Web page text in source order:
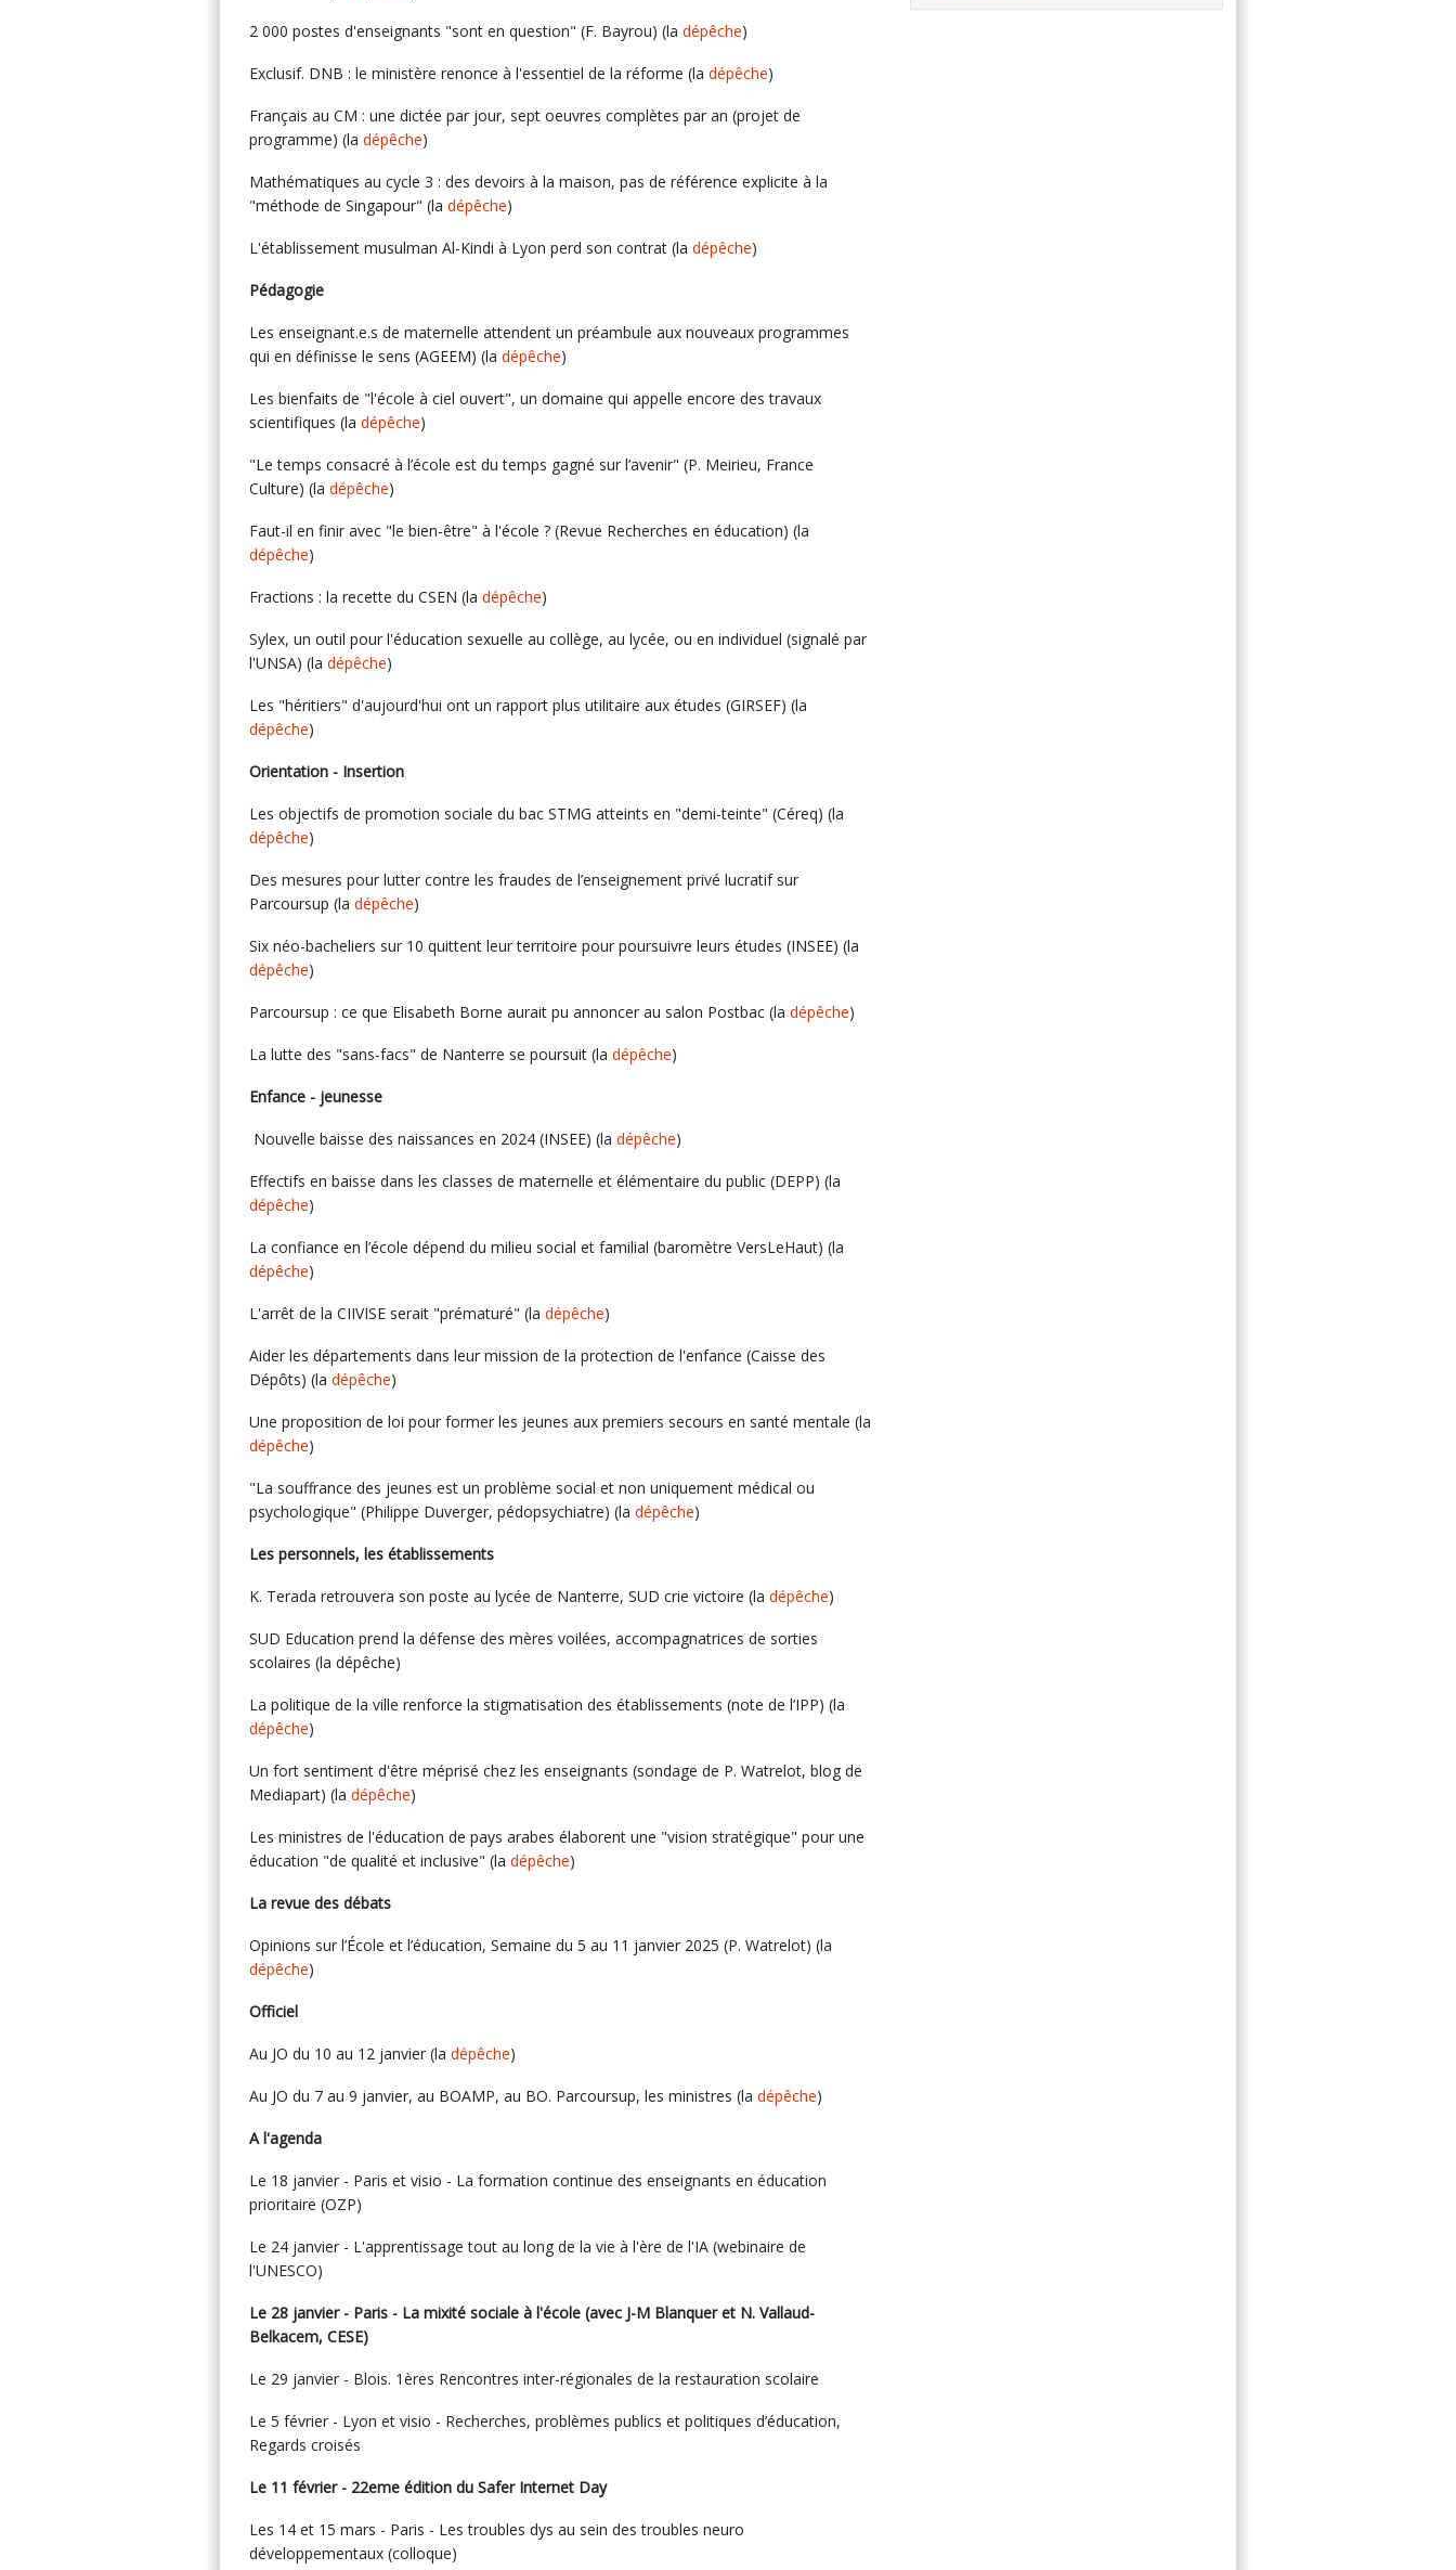
2 000 postes d'enseignants "sont en question" (F. Bayrou) (la dépêche)
Exclusif. DNB : le ministère renonce à l'essentiel de la réforme (la dépêche)
Français au CM : une dictée par jour, sept oeuvres complètes par an (projet de
programme) (la dépêche)
Mathématiques au cycle 3 : des devoirs à la maison, pas de référence explicite à la
"méthode de Singapour" (la dépêche)
L'établissement musulman Al-Kindi à Lyon perd son contrat (la dépêche)
Pédagogie
Les enseignant.e.s de maternelle attendent un préambule aux nouveaux programmes
qui en définisse le sens (AGEEM) (la dépêche)
Les bienfaits de "l'école à ciel ouvert", un domaine qui appelle encore des travaux
scientifiques (la dépêche)
"Le temps consacré à l’école est du temps gagné sur l’avenir" (P. Meirieu, France
Culture) (la dépêche)
Faut-il en finir avec "le bien-être" à l'école ? (Revue Recherches en éducation) (la
dépêche)
Fractions : la recette du CSEN (la dépêche)
Sylex, un outil pour l'éducation sexuelle au collège, au lycée, ou en individuel (signalé par
l'UNSA) (la dépêche)
Les "héritiers" d'aujourd'hui ont un rapport plus utilitaire aux études (GIRSEF) (la
dépêche)
Orientation - Insertion
Les objectifs de promotion sociale du bac STMG atteints en "demi-teinte" (Céreq) (la
dépêche)
Des mesures pour lutter contre les fraudes de l’enseignement privé lucratif sur
Parcoursup (la dépêche)
Six néo-bacheliers sur 10 quittent leur territoire pour poursuivre leurs études (INSEE) (la
dépêche)
Parcoursup : ce que Elisabeth Borne aurait pu annoncer au salon Postbac (la dépêche)
La lutte des "sans-facs" de Nanterre se poursuit (la dépêche)
Enfance - jeunesse
Nouvelle baisse des naissances en 2024 (INSEE) (la dépêche)
Effectifs en baisse dans les classes de maternelle et élémentaire du public (DEPP) (la
dépêche)
La confiance en l’école dépend du milieu social et familial (baromètre VersLeHaut) (la
dépêche)
L'arrêt de la CIIVISE serait "prématuré" (la dépêche)
Aider les départements dans leur mission de la protection de l'enfance (Caisse des
Dépôts) (la dépêche)
Une proposition de loi pour former les jeunes aux premiers secours en santé mentale (la
dépêche)
"La souffrance des jeunes est un problème social et non uniquement médical ou
psychologique" (Philippe Duverger, pédopsychiatre) (la dépêche)
Les personnels, les établissements
K. Terada retrouvera son poste au lycée de Nanterre, SUD crie victoire (la dépêche)
SUD Education prend la défense des mères voilées, accompagnatrices de sorties
scolaires (la dépêche)
La politique de la ville renforce la stigmatisation des établissements (note de l’IPP) (la
dépêche)
Un fort sentiment d'être méprisé chez les enseignants (sondage de P. Watrelot, blog de
Mediapart) (la dépêche)
Les ministres de l'éducation de pays arabes élaborent une "vision stratégique" pour une
éducation "de qualité et inclusive" (la dépêche)
La revue des débats
Opinions sur l’École et l’éducation, Semaine du 5 au 11 janvier 2025 (P. Watrelot) (la
dépêche)
Officiel
Au JO du 10 au 12 janvier (la dépêche)
Au JO du 7 au 9 janvier, au BOAMP, au BO. Parcoursup, les ministres (la dépêche)
A l'agenda
Le 18 janvier - Paris et visio - La formation continue des enseignants en éducation
prioritaire (OZP)
Le 24 janvier - L'apprentissage tout au long de la vie à l'ère de l'IA (webinaire de
l'UNESCO)
Le 28 janvier - Paris - La mixité sociale à l'école (avec J-M Blanquer et N. Vallaud-
Belkacem, CESE)
Le 29 janvier - Blois. 1ères Rencontres inter-régionales de la restauration scolaire
Le 5 février - Lyon et visio - Recherches, problèmes publics et politiques d’éducation,
Regards croisés
Le 11 février - 22eme édition du Safer Internet Day
Les 14 et 15 mars - Paris - Les troubles dys au sein des troubles neuro
développementaux (colloque)